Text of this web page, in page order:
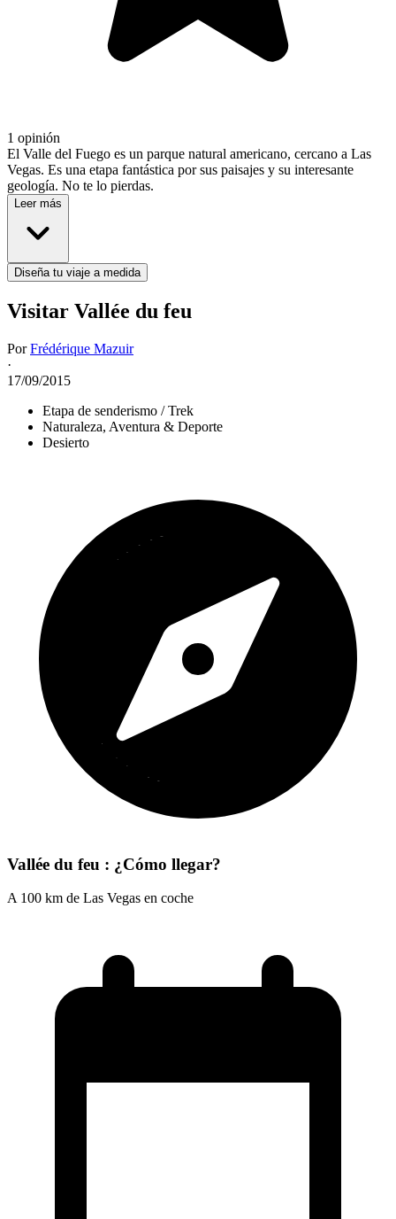
1 opinión
El Valle del Fuego es un parque natural americano, cercano a Las
Vegas. Es una etapa fantástica por sus paisajes y su interesante
geología. No te lo pierdas.
Leer más
Diseña tu viaje a medida
Visitar Vallée du feu
PorFrédérique Mazuir
·
17/09/2015
Etapa de senderismo / Trek
Naturaleza, Aventura & Deporte
Desierto
Vallée du feu : ¿Cómo llegar?
A 100 km de Las Vegas en coche